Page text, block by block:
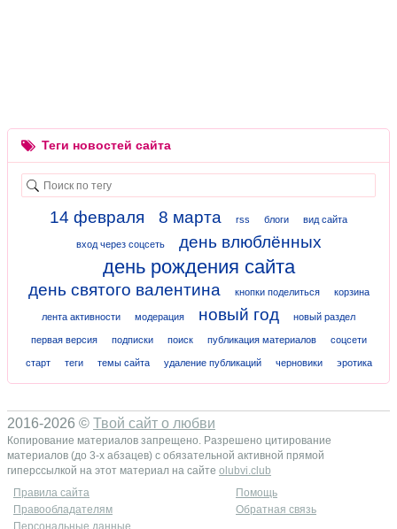
Теги новостей сайта
14 февраля 8 марта rss блоги вид сайта
вход через соцсеть день влюблённых
день рождения сайта
день святого валентина кнопки поделиться корзина
лента активности модерация новый год новый раздел
первая версия подписки поиск публикация материалов соцсети
старт теги темы сайта удаление публикаций черновики эротика
2016-2026 © Твой сайт о любви
Копирование материалов запрещено. Разрешено цитирование
материалов (до 3-х абзацев) с обязательной активной прямой
гиперссылкой на этот материал на сайте olubvi.club
Правила сайта
Помощь
Правообладателям
Обратная связь
Персональные данные